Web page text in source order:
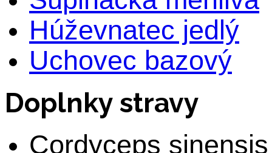
Húževnatec jedlý
Uchovec bazový
Doplnky stravy
Cordyceps sinensis